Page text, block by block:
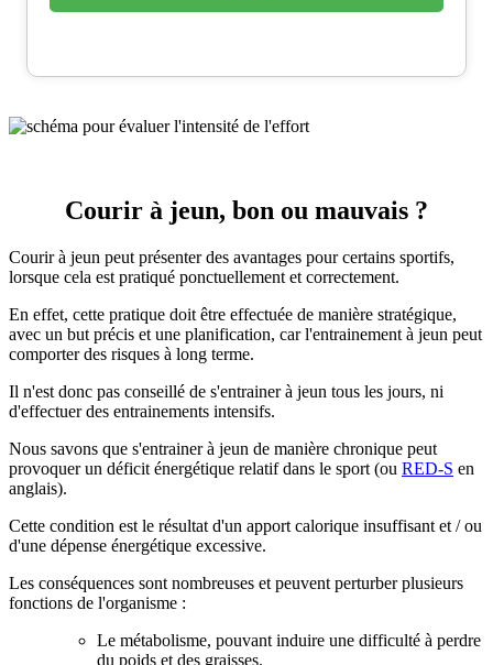
Courir à jeun, bon ou mauvais ?
Courir à jeun peut présenter des avantages pour certains sportifs,
lorsque cela est pratiqué ponctuellement et correctement.
En effet, cette pratique doit être effectuée de manière stratégique,
avec un but précis et une planification, car l'entrainement à jeun peut
comporter des risques à long terme.
Il n'est donc pas conseillé de s'entrainer à jeun tous les jours, ni
d'effectuer des entrainements intensifs.
Nous savons que s'entrainer à jeun de manière chronique peut
provoquer un déficit énergétique relatif dans le sport (ou RED-S en
anglais).
Cette condition est le résultat d'un apport calorique insuffisant et / ou
d'une dépense énergétique excessive.
Les conséquences sont nombreuses et peuvent perturber plusieurs
fonctions de l'organisme :
Le métabolisme, pouvant induire une difficulté à perdre
du poids et des graisses.